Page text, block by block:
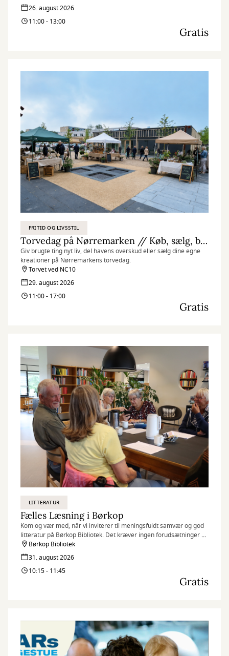
26. august 2026
11:00 - 13:00
Gratis
FRITID OG LIVSSTIL
Torvedag på Nørremarken // Køb, sælg, byt og del
Giv brugte ting nyt liv, del havens overskud eller sælg dine egne
kreationer på Nørremarkens torvedag.
Torvet ved NC10
29. august 2026
11:00 - 17:00
Gratis
LITTERATUR
Fælles Læsning i Børkop
Kom og vær med, når vi inviterer til meningsfuldt samvær og god
litteratur på Børkop Bibliotek. Det kræver ingen forudsætninger at
være med til Fælles Læsning - kun at du har lyst til at møde andre
og tale sammen.
Børkop Bibliotek
31. august 2026
10:15 - 11:45
Gratis